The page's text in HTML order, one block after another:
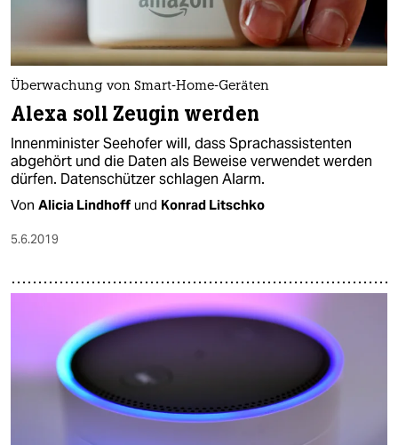
Überwachung von Smart-Home-Geräten
Alexa soll Zeugin werden
Innenminister Seehofer will, dass Sprachassistenten
abgehört und die Daten als Beweise verwendet werden
dürfen. Datenschützer schlagen Alarm.
Von Alicia Lindhoff und Konrad Litschko
5.6.2019